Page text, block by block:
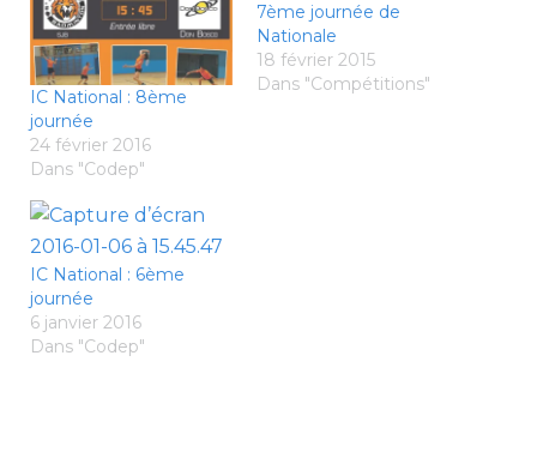
IC National : 8ème
journée
24 février 2016
Dans "Codep"
7ème journée de
Nationale
18 février 2015
Dans "Compétitions"
IC National : 6ème
journée
6 janvier 2016
Dans "Codep"